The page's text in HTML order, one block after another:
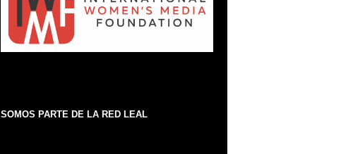
SOMOS PARTE DE LA RED LEAL